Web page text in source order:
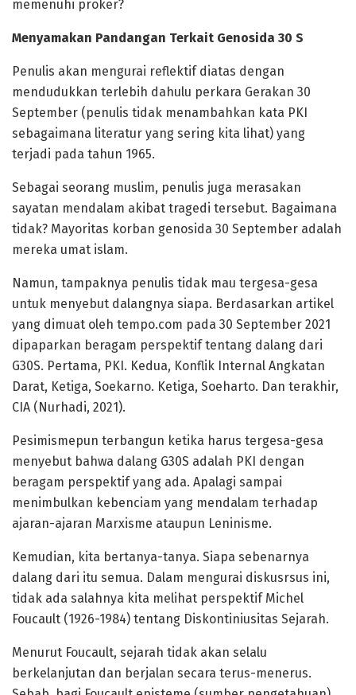
memenuhi proker?
Menyamakan Pandangan Terkait Genosida 30 S
Penulis akan mengurai reflektif diatas dengan
mendudukkan terlebih dahulu perkara Gerakan 30
September (penulis tidak menambahkan kata PKI
sebagaimana literatur yang sering kita lihat) yang
terjadi pada tahun 1965.
Sebagai seorang muslim, penulis juga merasakan
sayatan mendalam akibat tragedi tersebut. Bagaimana
tidak? Mayoritas korban genosida 30 September adalah
mereka umat islam.
Namun, tampaknya penulis tidak mau tergesa-gesa
untuk menyebut dalangnya siapa. Berdasarkan artikel
yang dimuat oleh tempo.com pada 30 September 2021
dipaparkan beragam perspektif tentang dalang dari
G30S. Pertama, PKI. Kedua, Konflik Internal Angkatan
Darat, Ketiga, Soekarno. Ketiga, Soeharto. Dan terakhir,
CIA (Nurhadi, 2021).
Pesimismepun terbangun ketika harus tergesa-gesa
menyebut bahwa dalang G30S adalah PKI dengan
beragam perspektif yang ada. Apalagi sampai
menimbulkan kebenciam yang mendalam terhadap
ajaran-ajaran Marxisme ataupun Leninisme.
Kemudian, kita bertanya-tanya. Siapa sebenarnya
dalang dari itu semua. Dalam mengurai diskusrsus ini,
tidak ada salahnya kita melihat perspektif Michel
Foucault (1926-1984) tentang Diskontiniusitas Sejarah.
Menurut Foucault, sejarah tidak akan selalu
berkelanjutan dan berjalan secara terus-menerus.